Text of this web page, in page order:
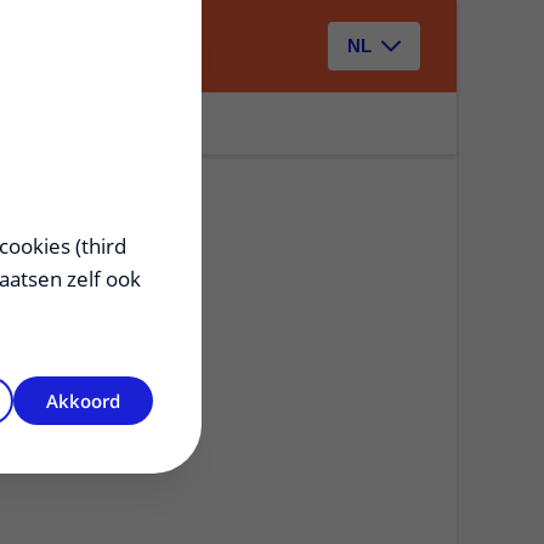
NL
(third
zelf ook
Akkoord